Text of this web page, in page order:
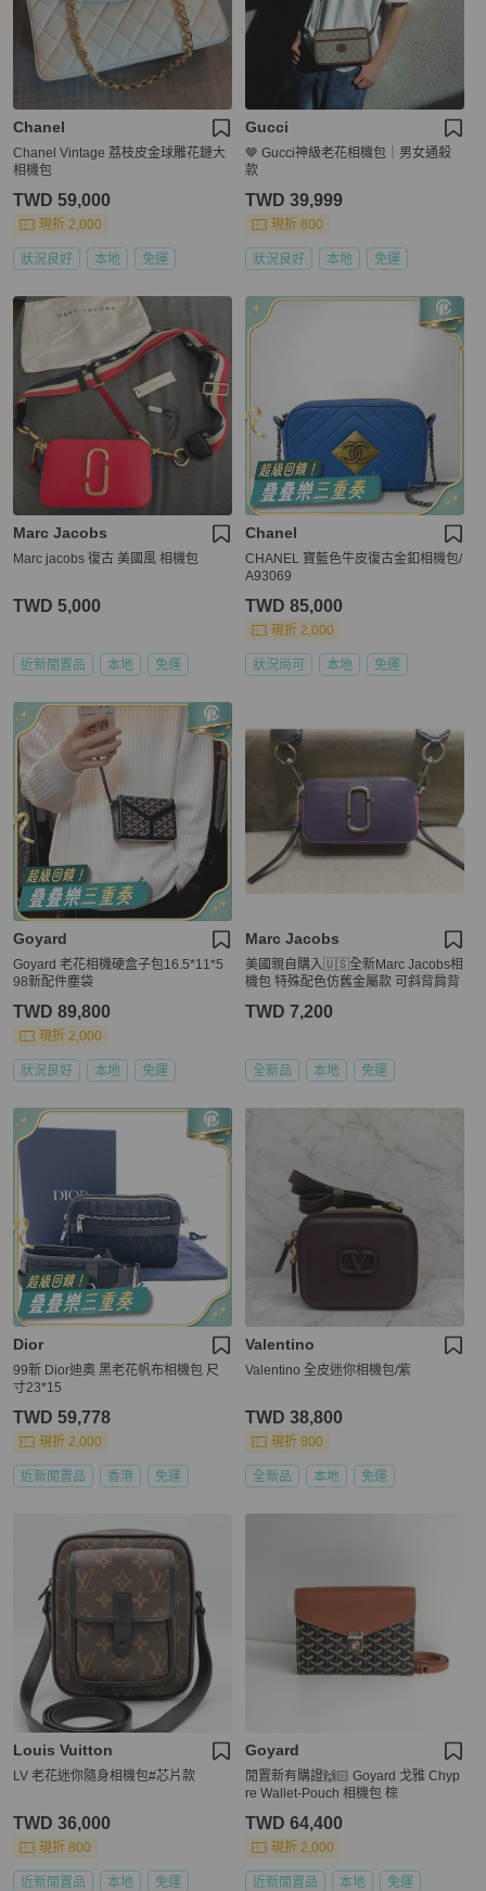
Chanel
Chanel Vintage 荔枝皮金球雕花鏈大
相機包
TWD 59,000
現折 2,000
狀況良好 本地 免運
Gucci
🤎 Gucci神級老花相機包｜男女通殺
款
TWD 39,999
現折 800
狀況良好 本地 免運
Marc Jacobs
Marc jacobs 復古 美國風 相機包
TWD 5,000
近新閒置品 本地 免運
Chanel
CHANEL 寶藍色牛皮復古金釦相機包/
A93069
TWD 85,000
現折 2,000
狀況尚可 本地 免運
Goyard
Goyard 老花相機硬盒子包16.5*11*5
98新配件塵袋
TWD 89,800
現折 2,000
狀況良好 本地 免運
Marc Jacobs
美國親自購入🇺🇸全新Marc Jacobs相
機包 特殊配色仿舊金屬款 可斜背肩背
TWD 7,200
全新品 本地 免運
Dior
99新 Dior迪奧 黑老花帆布相機包 尺
寸23*15
TWD 59,778
現折 2,000
近新閒置品 香港 免運
Valentino
Valentino 全皮迷你相機包/紫
TWD 38,800
現折 800
全新品 本地 免運
Louis Vuitton
LV 老花迷你隨身相機包#芯片款
TWD 36,000
現折 800
近新閒置品 本地 免運
Goyard
閒置新有購證🙌🏻 Goyard 戈雅 Chyp
re Wallet-Pouch 相機包 棕
TWD 64,400
現折 2,000
近新閒置品 本地 免運